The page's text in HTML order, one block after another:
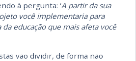
à pergunta: ‘A partir da sua
você implementaria para
educação que mais afeta você
vão dividir, de forma não